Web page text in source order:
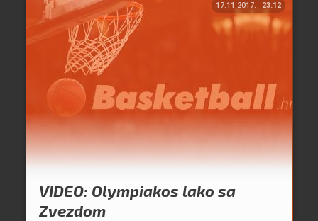
17.11.2017. 23:12
VIDEO: Olympiakos lako sa
Zvezdom